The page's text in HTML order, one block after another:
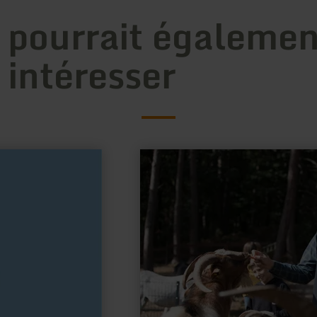
pourrait
savoir
sur